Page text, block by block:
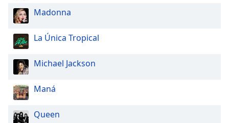
Madonna
La Única Tropical
Michael Jackson
Maná
Queen